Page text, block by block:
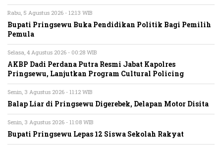
Rabu, 5 Agustus 2026 - 12:13 WIB
Bupati Pringsewu Buka Pendidikan Politik Bagi Pemilih
Pemula
Selasa, 4 Agustus 2026 - 00:28 WIB
AKBP Dadi Perdana Putra Resmi Jabat Kapolres
Pringsewu, Lanjutkan Program Cultural Policing
Senin, 3 Agustus 2026 - 11:12 WIB
Balap Liar di Pringsewu Digerebek, Delapan Motor Disita
Senin, 3 Agustus 2026 - 11:08 WIB
Bupati Pringsewu Lepas 12 Siswa Sekolah Rakyat